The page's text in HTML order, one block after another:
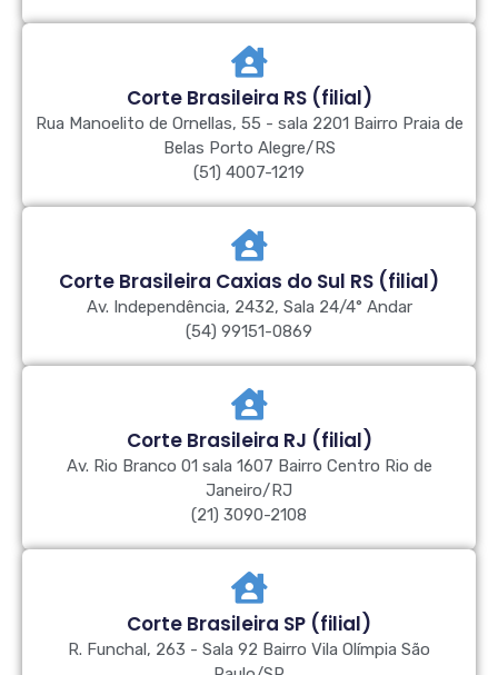
Corte Brasileira RS (filial)
Rua Manoelito de Ornellas, 55 - sala 2201 Bairro Praia de
Belas Porto Alegre/RS
(51) 4007-1219
Corte Brasileira Caxias do Sul RS (filial)
Av. Independência, 2432, Sala 24/4° Andar
(54) 99151-0869
Corte Brasileira RJ (filial)
Av. Rio Branco 01 sala 1607 Bairro Centro Rio de
Janeiro/RJ
(21) 3090-2108
Corte Brasileira SP (filial)
R. Funchal, 263 - Sala 92 Bairro Vila Olímpia São